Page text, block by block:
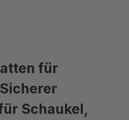
für
Schaukel,